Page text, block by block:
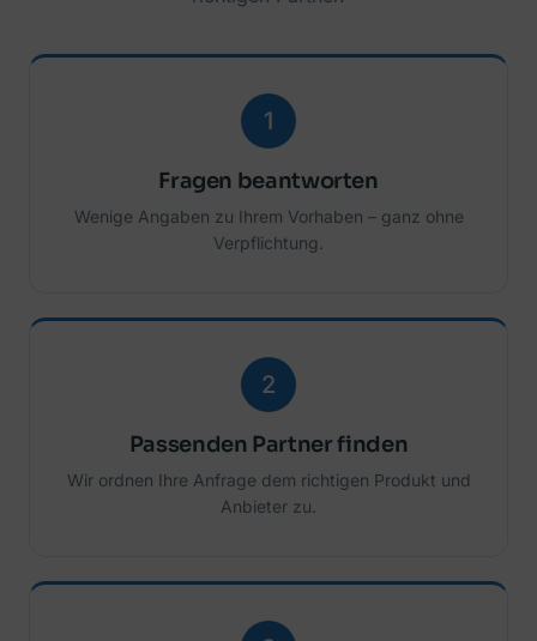
1
Fragen beantworten
Wenige Angaben zu Ihrem Vorhaben – ganz ohne
Verpflichtung.
2
Passenden Partner finden
Wir ordnen Ihre Anfrage dem richtigen Produkt und
Anbieter zu.